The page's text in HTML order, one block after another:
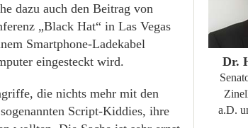
dazu auch den Beitrag von
„Black Hat“ in Las Vegas
Smartphone-Ladekabel
eingesteckt wird.
die nichts mehr mit den
Script-Kiddies, ihre
Dr.
a.D.